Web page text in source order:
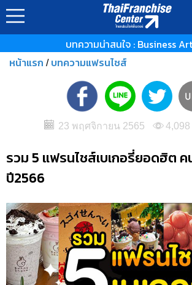
บทความน่าสนใจ : Business
หน้าแรก / บทความแฟรนไชส์
23 พฤศจิกายน 2565 4,098
รวม 5 แฟรนไชส์เบเกอรี่ยอดฮิต
ปี2566